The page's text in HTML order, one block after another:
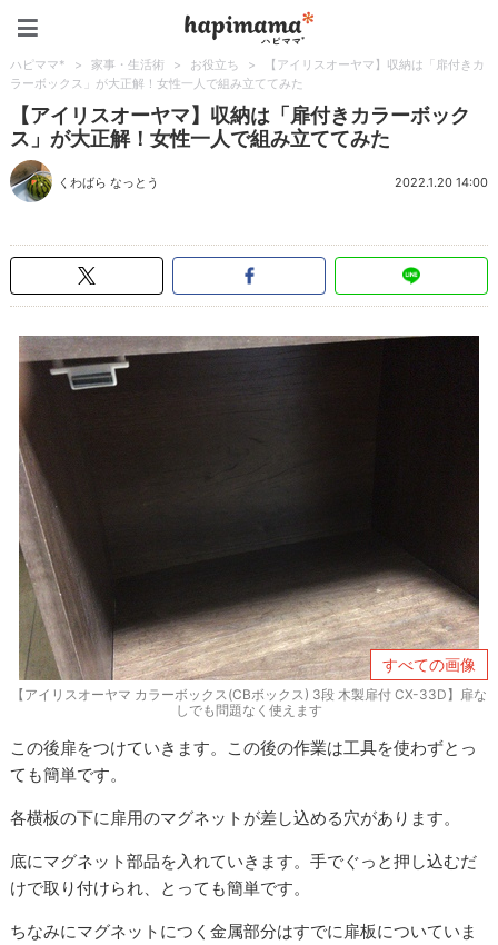
ハピママ* > 家事・生活術 > お役立ち >
【アイリスオーヤマ】収納は「扉付きカ
ラーボックス」が大正解！女性一人で組み立ててみた
【アイリスオーヤマ】収納は「扉付きカラーボック
ス」が大正解！女性一人で組み立ててみた
くわばら なっとう 2022.1.20 14:00
すべての画像
【アイリスオーヤマ カラーボックス(CBボックス) 3段 木製扉付 CX-33D】扉な
しでも問題なく使えます
この後扉をつけていきます。この後の作業は工具を使わずとっ
ても簡単です。
各横板の下に扉用のマグネットが差し込める穴があります。
底にマグネット部品を入れていきます。手でぐっと押し込むだ
けで取り付けられ、とっても簡単です。
ちなみにマグネットにつく金属部分はすでに扉板についていま